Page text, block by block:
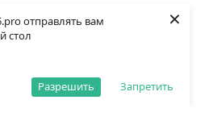
отправлять вам
стол
Запретить
Разрешить
×